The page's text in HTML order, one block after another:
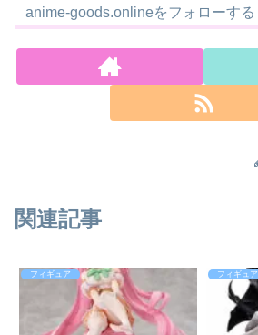
anime-goods.onlineをフォローする
関連記事
フィギュア フィギュア